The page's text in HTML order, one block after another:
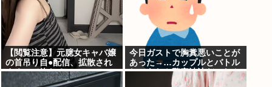
【閲覧注意】元臆女キャバ嬢
の首吊り自●配信、拡散され
まくって終わるwww
今日ガストで胸糞悪いことが
あった→…カップルとバトル
してあわや警察沙汰だったん
だがどっちが悪い？